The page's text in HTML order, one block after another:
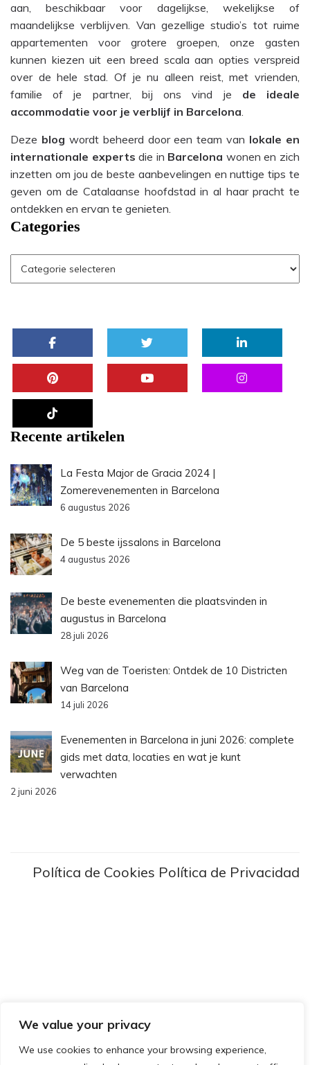
We value your privacy
We use cookies to enhance your browsing experience,
aan, beschikbaar voor dagelijkse, wekelijkse of
maandelijkse verblijven. Van gezellige studio’s tot ruime
appartementen voor grotere groepen, onze gasten
kunnen kiezen uit een breed scala aan opties verspreid
over de hele stad. Of je nu alleen reist, met vrienden,
familie of je partner, bij ons vind je de ideale
accommodatie voor je verblijf in Barcelona.
Deze blog wordt beheerd door een team van lokale en
internationale experts die in Barcelona wonen en zich
inzetten om jou de beste aanbevelingen en nuttige tips te
geven om de Catalaanse hoofdstad in al haar pracht te
ontdekken en ervan te genieten.
Categories
Recente artikelen
La Festa Major de Gracia 2024 |
Zomerevenementen in Barcelona
6 augustus 2026
De 5 beste ijssalons in Barcelona
4 augustus 2026
De beste evenementen die plaatsvinden in
augustus in Barcelona
28 juli 2026
Weg van de Toeristen: Ontdek de 10 Districten
van Barcelona
14 juli 2026
Evenementen in Barcelona in juni 2026: complete
gids met data, locaties en wat je kunt
verwachten
2 juni 2026
Política de Cookies Política de Privacidad